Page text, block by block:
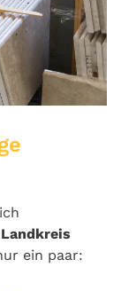
ein paar: